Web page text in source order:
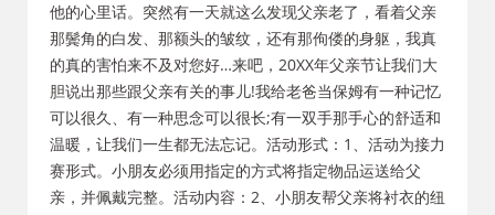
他的心里话。突然有一天就这么发现父亲老了，看着父亲
那鬓角的白发、那额头的皱纹，还有那佝偻的身躯，我真
的真的害怕来不及对您好…来吧，20XX年父亲节让我们大
胆说出那些跟父亲有关的事儿!我给老爸当保姆有一种记忆
可以很久、有一种思念可以很长;有一双手那手心的舒适和
温暖，让我们一生都无法忘记。活动形式：1、活动为接力
赛形式。小朋友必须用指定的方式将指定物品运送给父
亲，并佩戴完整。活动内容：2、小朋友帮父亲将衬衣的纽